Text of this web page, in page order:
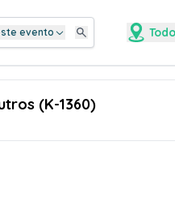
evento
(K-1360)